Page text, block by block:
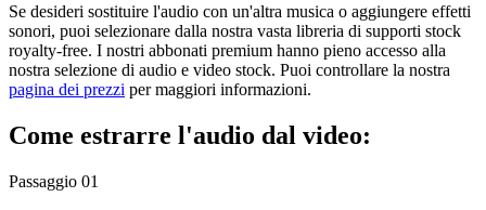
Se desideri sostituire l'audio con un'altra musica o aggiungere effetti
sonori, puoi selezionare dalla nostra vasta libreria di supporti stock
royalty-free. I nostri abbonati premium hanno pieno accesso alla
nostra selezione di audio e video stock. Puoi controllare la nostra
pagina dei prezzi per maggiori informazioni.
Come estrarre l'audio dal video:
Passaggio 01